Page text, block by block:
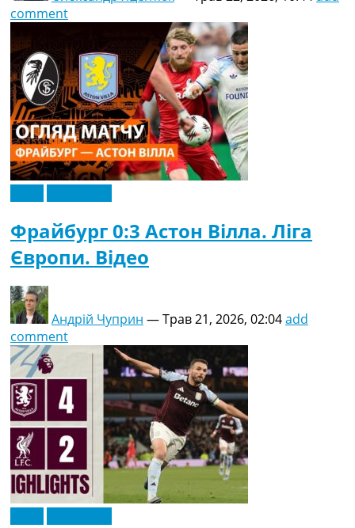
comment
Фрайбург 0:3 Астон Вілла. Ліга
Європи. Відео
Андрій Чуприн —Трав 21, 2026, 02:04add
comment